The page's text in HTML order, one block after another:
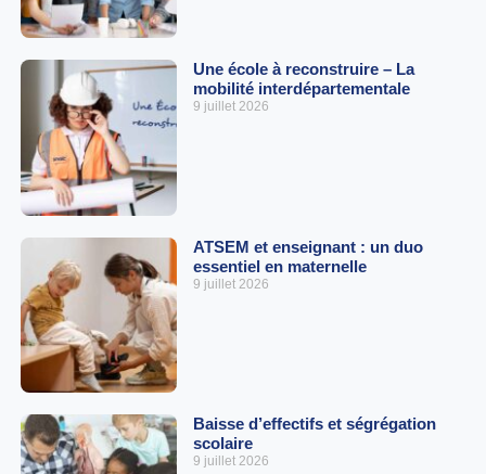
Une école à reconstruire – La
mobilité interdépartementale
9 juillet 2026
ATSEM et enseignant : un duo
essentiel en maternelle
9 juillet 2026
Baisse d’effectifs et ségrégation
scolaire
9 juillet 2026